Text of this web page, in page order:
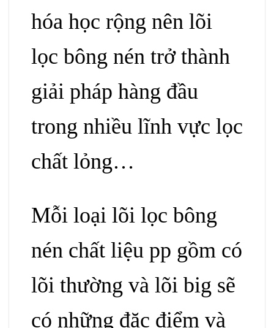
hóa học rộng nên lõi
lọc bông nén trở thành
giải pháp hàng đầu
trong nhiều lĩnh vực lọc
chất lỏng…
Mỗi loại lõi lọc bông
nén chất liệu pp gồm có
lõi thường và lõi big sẽ
có những đặc điểm và